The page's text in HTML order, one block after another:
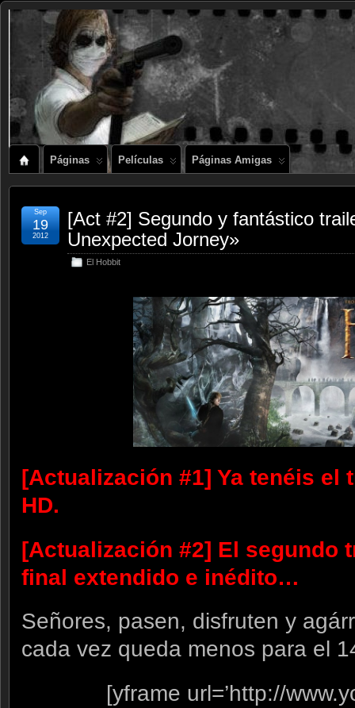
Páginas Películas Páginas Amigas
[Act #2] Segundo y fantástico
Unexpected Jorney»
El Hobbit
Sep
19
2012
[Actualización #1] Ya tenéis el
HD.
[Actualización #2] El segundo
final extendido e inédito…
Señores, pasen, disfruten y
cada vez queda menos para el
[yframe url=’http://